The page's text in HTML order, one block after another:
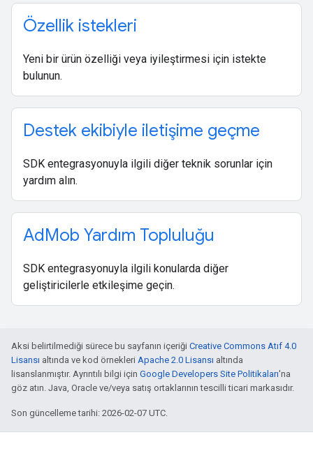
Özellik istekleri
Yeni bir ürün özelliği veya iyileştirmesi için istekte
bulunun.
Destek ekibiyle iletişime geçme
SDK entegrasyonuyla ilgili diğer teknik sorunlar için
yardım alın.
AdMob Yardım Topluluğu
SDK entegrasyonuyla ilgili konularda diğer
geliştiricilerle etkileşime geçin.
Aksi belirtilmediği sürece bu sayfanın içeriği Creative Commons Atıf 4.0
Lisansı altında ve kod örnekleri Apache 2.0 Lisansı altında
lisanslanmıştır. Ayrıntılı bilgi için Google Developers Site Politikaları'na
göz atın. Java, Oracle ve/veya satış ortaklarının tescilli ticari markasıdır.
Son güncelleme tarihi: 2026-02-07 UTC.